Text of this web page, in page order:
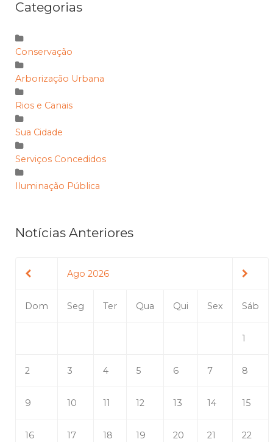
Categorias
Conservação
Arborização Urbana
Rios e Canais
Sua Cidade
Serviços Concedidos
Iluminação Pública
Notícias Anteriores
Ago 2026
Dom Seg Ter Qua Qui Sex Sáb
1
2 3 4 5 6 7 8
9 10 11 12 13 14 15
16 17 18 19 20 21 22